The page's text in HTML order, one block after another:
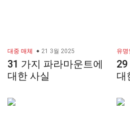
대중 매체 21 3월 2025
31 가지 파라마운트에
대한 사실
유명
29
대